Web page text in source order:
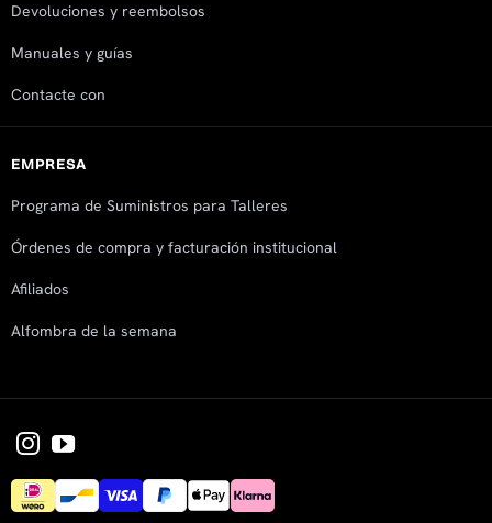
Devoluciones y reembolsos
Manuales y guías
Contacte con
EMPRESA
Programa de Suministros para Talleres
Órdenes de compra y facturación institucional
Afiliados
Alfombra de la semana